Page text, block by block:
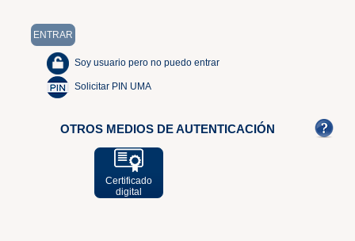
Soy usuario pero no puedo entrar
Solicitar PIN UMA
OTROS MEDIOS DE AUTENTICACIÓN
Certificado
digital